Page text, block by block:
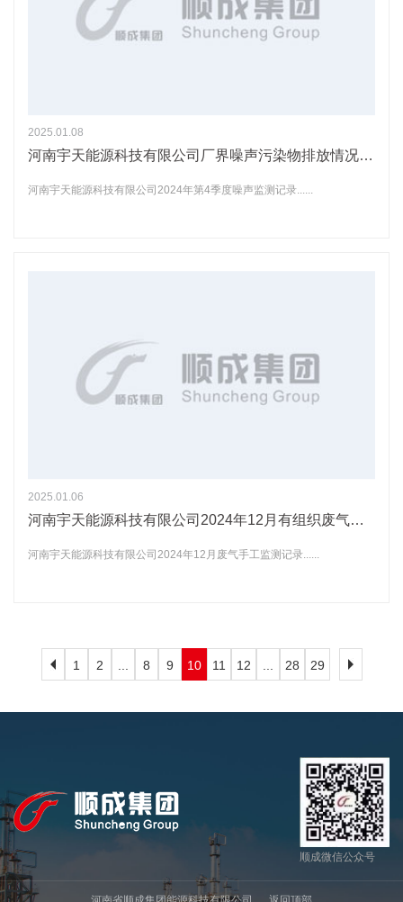
2025.01.08
河南宇天能源科技有限公司厂界噪声污染物排放情况手工监测分析结果记录信息
河南宇天能源科技有限公司2024年第4季度噪声监测记录......
2025.01.06
河南宇天能源科技有限公司2024年12月有组织废气污染物排放情况手工监测分析结果记录信息
河南宇天能源科技有限公司2024年12月废气手工监测记录......
1 2 8 9 10 11 12 28 29
顺成微信公众号